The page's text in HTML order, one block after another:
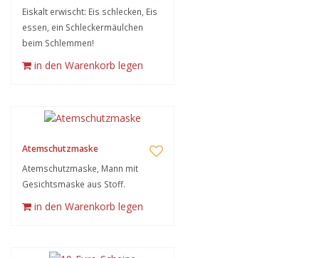
Eiskalt erwischt: Eis schlecken, Eis
essen, ein Schleckermäulchen
beim Schlemmen!
in den Warenkorb legen
Atemschutzmaske
Atemschutzmaske, Mann mit
Gesichtsmaske aus Stoff.
in den Warenkorb legen